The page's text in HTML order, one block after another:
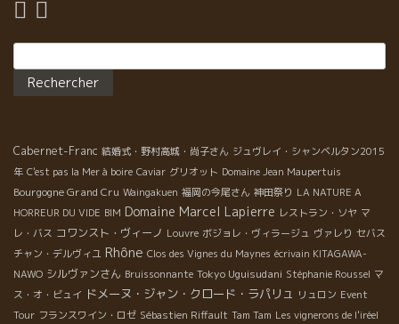
のメンバーとして積極的に活動している。 ワイン造りを開始して
アなミネラル感がたまらない。
Cabernet-Franc 結婚式・野村高城・尚子さん ジュヴレイ・シャンベルタン2015
年 C'est pas la Mer à boire Caviar グリオット Domaine Jean Maupertuis
Bourgogne Grand Cru Waingakuen 福岡の今尾さん 神田祭り LA NATURE A
HORREUR DU VIDE BIM Domaine Marcel Lapierre レストラン・ソヤ マ
レ・バス コワンスト・ヴィーノ Louvre ボジョレ・ヴィラージュ ヴァレり セバス
チャン・デルヴィユ Rhône Clos des Vignes du Maynes écrivain KITAGAWA-
NAWO シルヴァンさん Bruissonnante Tokyo Uguisudani Stéphanie Roussel マ
ス・オ・ビュイ ドメーヌ・ジャン・クロード・ラパリュ リュロン Event
Tour フランスワイン・ロゼ Sébastien Riffault Tam Tam Les vignerons de l'iréel